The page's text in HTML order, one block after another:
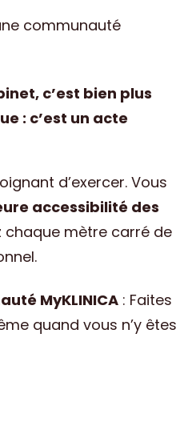
communauté
c’est bien plus
: c’est un acte
d’exercer. Vous
accessibilité des
chaque mètre carré de
MyKLINICA : Faites
quand vous n’y êtes